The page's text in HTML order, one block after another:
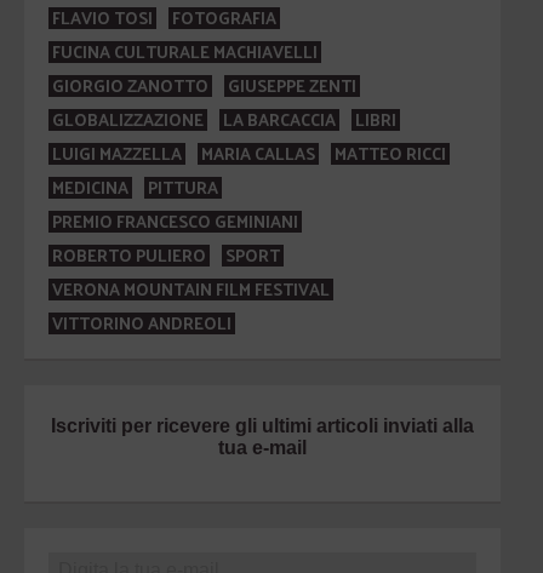
FLAVIO TOSI
FOTOGRAFIA
FUCINA CULTURALE MACHIAVELLI
GIORGIO ZANOTTO
GIUSEPPE ZENTI
GLOBALIZZAZIONE
LA BARCACCIA
LIBRI
LUIGI MAZZELLA
MARIA CALLAS
MATTEO RICCI
MEDICINA
PITTURA
PREMIO FRANCESCO GEMINIANI
ROBERTO PULIERO
SPORT
VERONA MOUNTAIN FILM FESTIVAL
VITTORINO ANDREOLI
Iscriviti per ricevere gli ultimi articoli inviati alla
tua e-mail